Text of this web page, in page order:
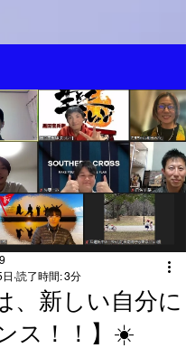
、新しい自分に
ス！！】☀️
読了時間: 3分